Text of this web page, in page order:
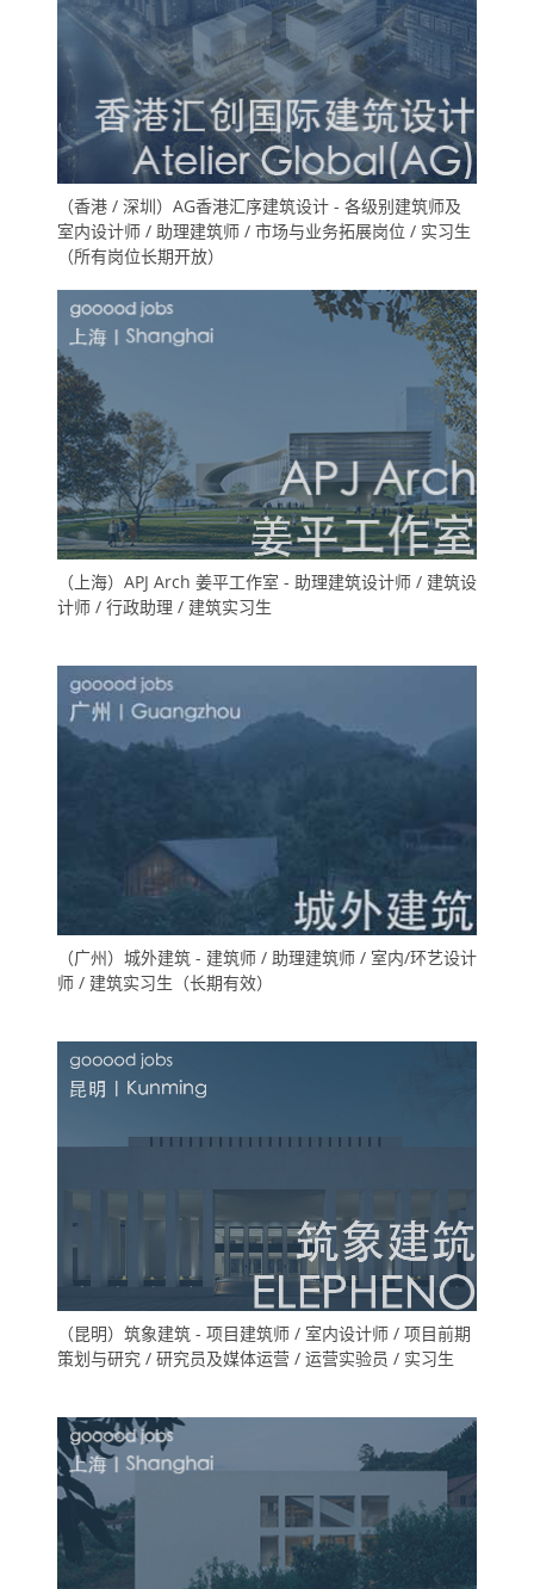
（香港 / 深圳）AG香港汇序建筑设计 - 各级别建筑师及
室内设计师 / 助理建筑师 / 市场与业务拓展岗位 / 实习生
（所有岗位长期开放）
（上海）APJ Arch 姜平工作室 - 助理建筑设计师 / 建筑设
计师 / 行政助理 / 建筑实习生
（广州）城外建筑 - 建筑师 / 助理建筑师 / 室内/环艺设计
师 / 建筑实习生（长期有效）
（昆明）筑象建筑 - 项目建筑师 / 室内设计师 / 项目前期
策划与研究 / 研究员及媒体运营 / 运营实验员 / 实习生